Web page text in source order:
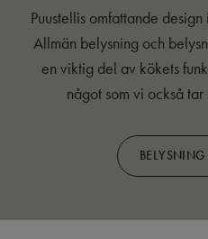
Puustellis omfattande
Allmän belysning och
en viktig del av kökets
något som vi också